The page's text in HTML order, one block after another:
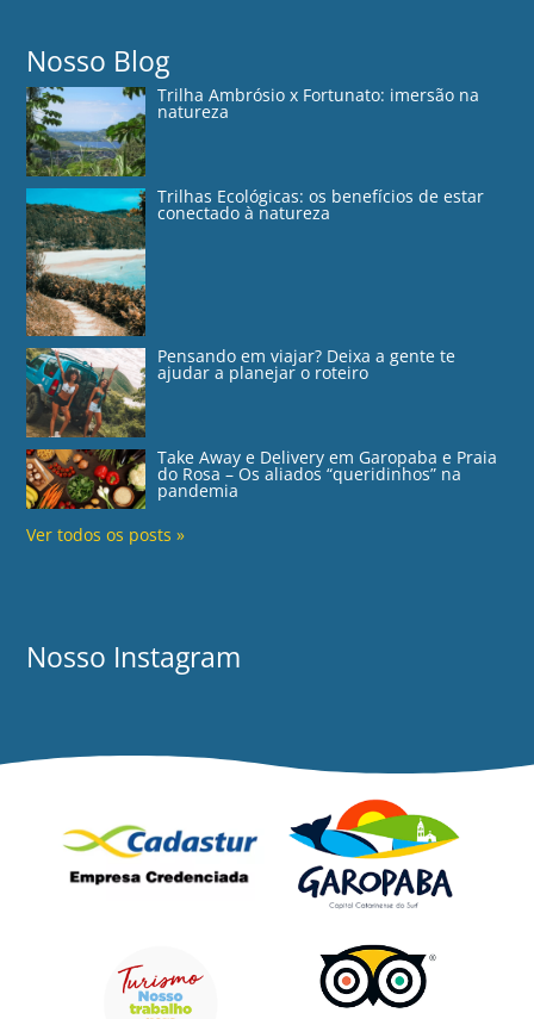
Nosso Blog
Trilha Ambrósio x Fortunato: imersão na
natureza
Trilhas Ecológicas: os benefícios de estar
conectado à natureza
Pensando em viajar? Deixa a gente te
ajudar a planejar o roteiro
Take Away e Delivery em Garopaba e Praia
do Rosa – Os aliados “queridinhos” na
pandemia
Ver todos os posts »
Nosso Instagram